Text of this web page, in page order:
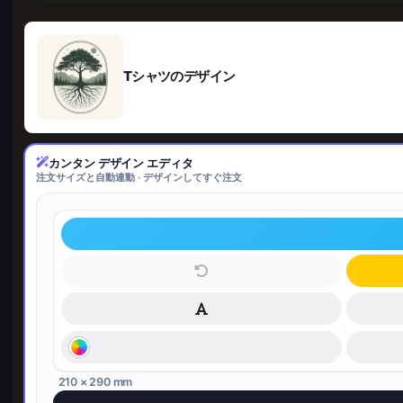
Tシャツのデザイン
カンタン デザイン エディタ
注文サイズと自動連動 · デザインしてすぐ注文
210 × 290 mm